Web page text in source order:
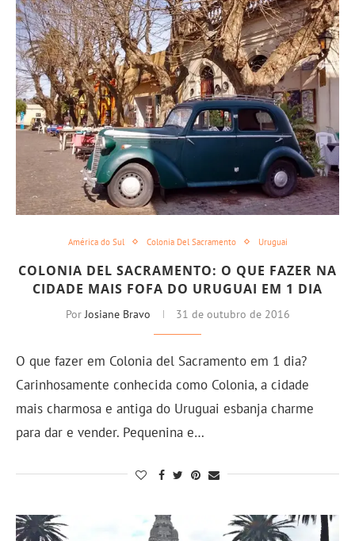
América do Sul Colonia Del Sacramento Uruguai
COLONIA DEL SACRAMENTO: O QUE FAZER NA
CIDADE MAIS FOFA DO URUGUAI EM 1 DIA
Por Josiane Bravo 31 de outubro de 2016
O que fazer em Colonia del Sacramento em 1 dia?
Carinhosamente conhecida como Colonia, a cidade
mais charmosa e antiga do Uruguai esbanja charme
para dar e vender. Pequenina e…